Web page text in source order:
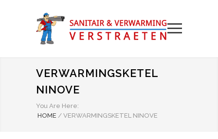
VERWARMINGSKETEL
NINOVE
You Are Here:
HOME / VERWARMINGSKETEL NINOVE